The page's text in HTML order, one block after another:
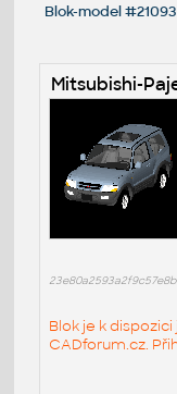
Blok-model #21093
Mitsubishi-
Blok je k
CADforum.cz.